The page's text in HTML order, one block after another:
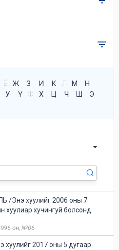
Ё Ж З И К Л М
Н
У Ү Ф Х Ц Ч Ш
Э
Энэ хуулийг 2006 оны 7
хуулиар хyчингyй болсонд
он, №06
2017 оны 5 дугаар